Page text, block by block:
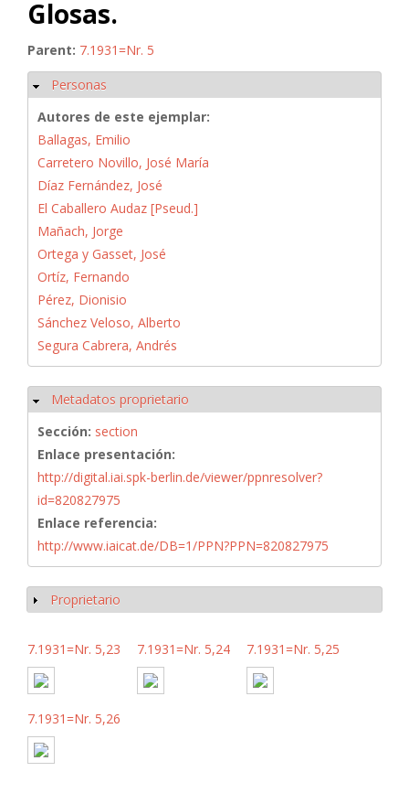
Glosas.
Parent: 7.1931=Nr. 5
Ocultar
Personas
Autores de este ejemplar:
Ballagas, Emilio
Carretero Novillo, José María
Díaz Fernández, José
El Caballero Audaz [Pseud.]
Mañach, Jorge
Ortega y Gasset, José
Ortíz, Fernando
Pérez, Dionisio
Sánchez Veloso, Alberto
Segura Cabrera, Andrés
Ocultar
Metadatos proprietario
Sección: section
Enlace presentación:
http://digital.iai.spk-berlin.de/viewer/ppnresolver?
id=820827975
Enlace referencia:
http://www.iaicat.de/DB=1/PPN?PPN=820827975
Mostrar
Proprietario
7.1931=Nr. 5,23 7.1931=Nr. 5,24 7.1931=Nr. 5,25
7.1931=Nr. 5,26